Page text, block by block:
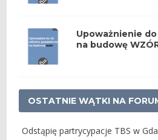
Upoważnienie
na budowę
OSTATNIE WĄTKI NA
Odstąpię partrycypacje TBS w